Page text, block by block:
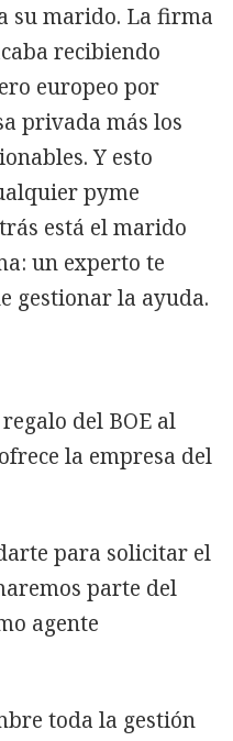
su marido. La firma
recibiendo
europeo por
privada más los
Y esto
pyme
está el marido
un experto te
gestionar la ayuda.
del BOE al
la empresa del
para solicitar el
parte del
agente
toda la gestión